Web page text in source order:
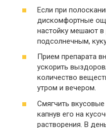
Если при
дискомфортные
настойку мешают
подсолнечным,
Прием препарата
ускорить
количество
утром и вечером.
Смягчить
капнув его на
растворения. В